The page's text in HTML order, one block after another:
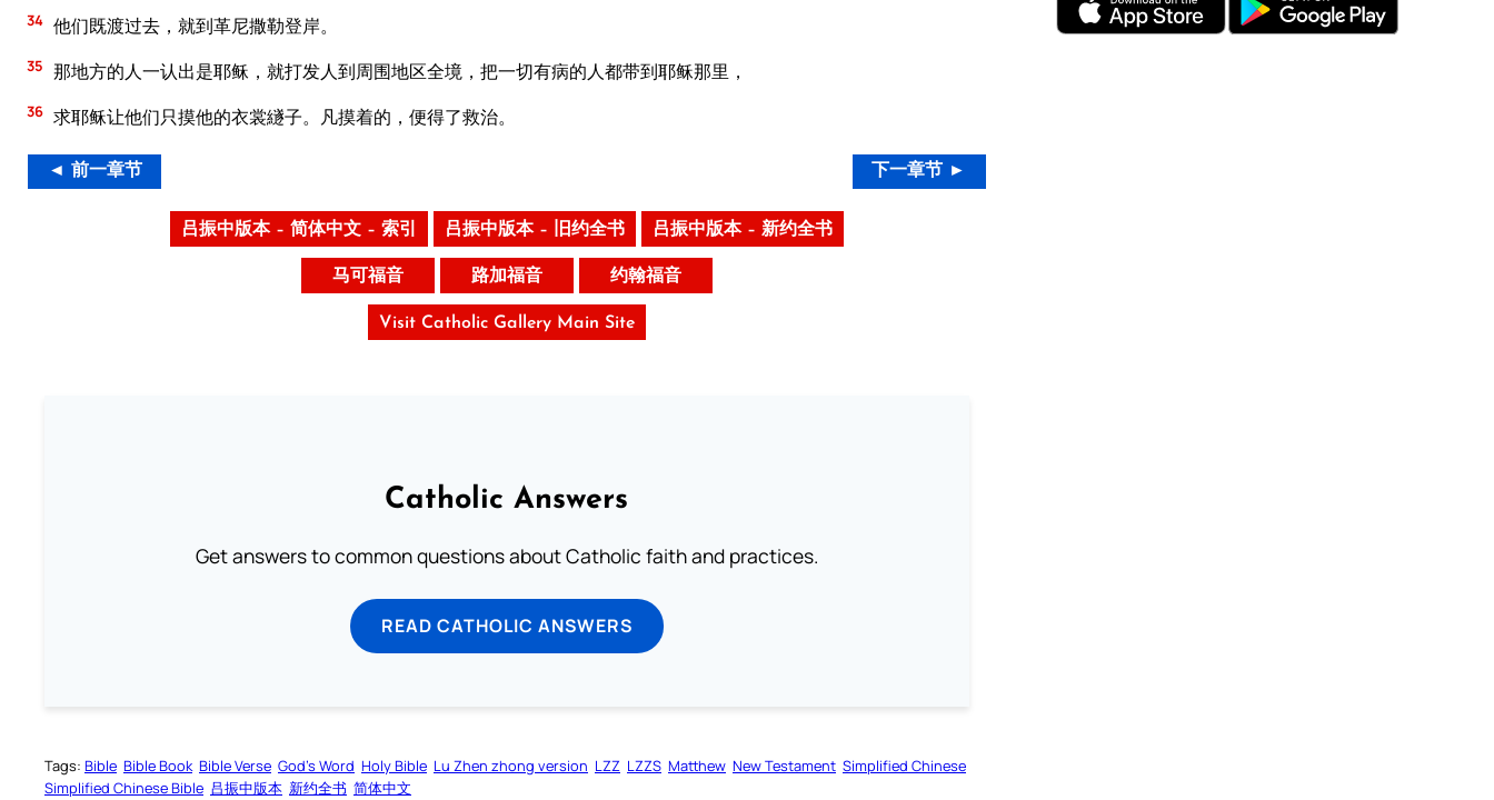
34 他们既渡过去，就到革尼撒勒登岸。
35 那地方的人一认出是耶稣，就打发人到周围地区全境，把一切有病的人都带到耶稣那里，
36 求耶稣让他们只摸他的衣裳繸子。凡摸着的，便得了救治。
◄ 前一章节 下一章节 ►
吕振中版本 – 简体中文 – 索引 吕振中版本 – 旧约全书 吕振中版本 – 新约全书
马可福音 路加福音 约翰福音
Visit Catholic Gallery Main Site
Catholic Answers
Get answers to common questions about Catholic faith and practices.
READ CATHOLIC ANSWERS
Tags: Bible Bible Book Bible Verse God’s Word Holy Bible Lu Zhen zhong version LZZ LZZS Matthew New Testament Simplified Chinese
Simplified Chinese Bible 吕振中版本 新约全书 简体中文